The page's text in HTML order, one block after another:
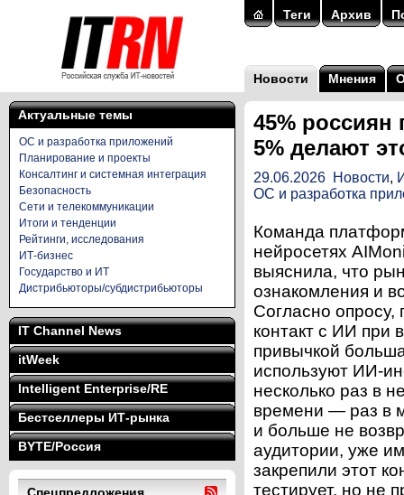
Теги Архив
Новости Мнения
Актуальные темы
ОС и разработка приложений
Планирование и проекты
Консалтинг и системная интеграция
Безопасность
Сети и телекоммуникации
Итоги и тенденции
Рейтинги, исследования
ИТ-бизнес
Государство и ИТ
Дистрибьюторы/субдистрибьюторы
IT Channel News
itWeek
Intelligent Enterprise/RE
Бестселлеры ИТ-рынка
BYTE/Россия
45% россиян
5% делают
29.06.2026 Новости,
ОС и разработка
Команда
нейросетях
выяснила, что
ознакомления и
Согласно
контакт с ИИ при
привычкой
используют
несколько раз в
времени — раз в
и больше не
аудитории, уже
закрепили этот
тестирует, но не